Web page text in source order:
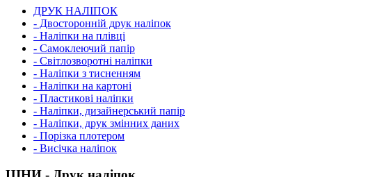
ДРУК НАЛІПОК
- Двосторонній друк наліпок
- Наліпки на плівці
- Самоклеючий папір
- Світлозворотні наліпки
- Наліпки з тисненням
- Наліпки на картоні
- Пластикові наліпки
- Наліпки, дизайнерський папір
- Наліпки, друк змінних даних
- Порізка плотером
- Висічка наліпок